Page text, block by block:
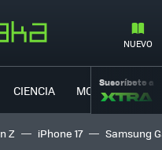
NUEVO
CIENCIA MOVILIDAD
Suscríbete a
Z iPhone 17 Samsung